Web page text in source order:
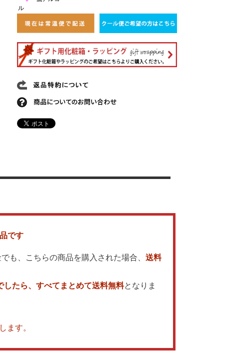
ル
です
も、こちらの商品を購入された場合、 送料
したら、すべてまとめて送料無料となりま
ます。